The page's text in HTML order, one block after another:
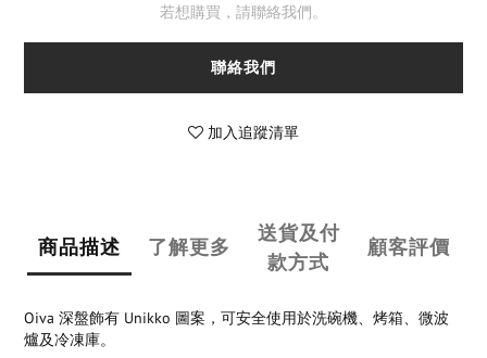
若想購買，請聯絡我們。
聯絡我們
加入追蹤清單
商品描述 了解更多
送貨及付
款方式
顧客評價
Oiva 深盤飾有 Unikko 圖案，可安全使用於洗碗機、烤箱、微波
爐及冷凍庫。